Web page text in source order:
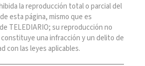
la reproducción total o parcial del
esta página, mismo que es
TELEDIARIO; su reproducción no
una infracción y un delito de
con las leyes aplicables.